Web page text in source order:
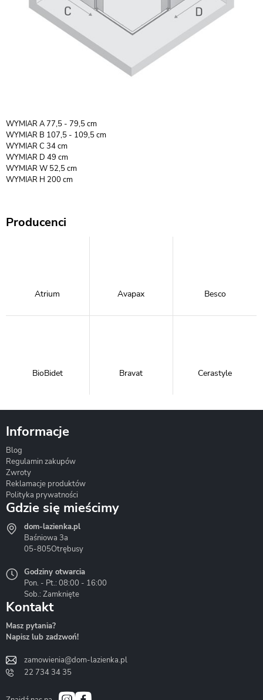
WYMIAR A 77,5 - 79,5 cm
WYMIAR B 107,5 - 109,5 cm
WYMIAR C 34 cm
WYMIAR D 49 cm
WYMIAR W 52,5 cm
WYMIAR H 200 cm
Producenci
Atrium Avapax Besco
BioBidet Bravat Cerastyle
Hydrostop
Liveno
Bath&Spa
Informacje
Blog
Regulamin zakupów
Zwroty
Reklamacje produktów
Polityka prywatności
Gdzie się mieścimy
dom-lazienka.pl
Baśniowa 3a
05-805Otrębusy
Godziny otwarcia
Pon. - Pt.: 08:00 - 16:00
Sob.: Zamknięte
Kontakt
Masz pytania?
Napisz lub zadzwoń!
zamowienia@dom-lazienka.pl
22 734 34 35